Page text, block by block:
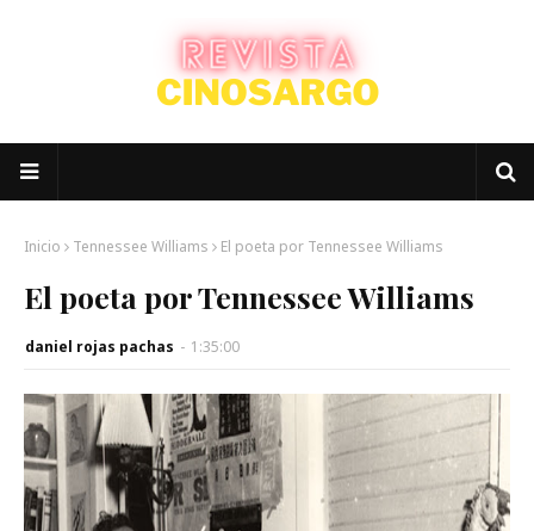
Inicio Tennessee Williams El poeta por Tennessee Williams
El poeta por Tennessee Williams
daniel rojas pachas - 1:35:00